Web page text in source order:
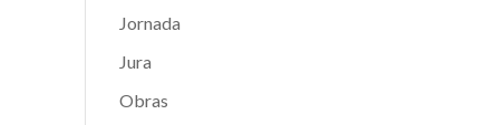
Jornada
Jura
Obras